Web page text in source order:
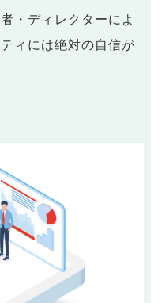
・ディレクターによ
ィには絶対の自信が